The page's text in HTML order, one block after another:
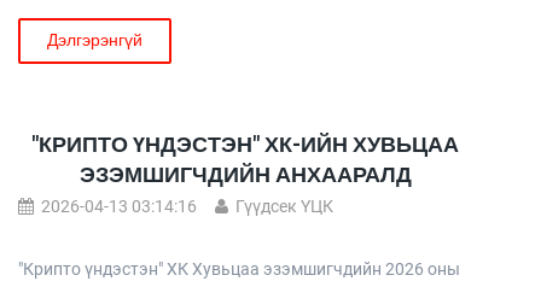
Дэлгэрэнгүй
"КРИПТО ҮНДЭСТЭН" ХК-ИЙН ХУВЬЦАА
ЭЗЭМШИГЧДИЙН АНХААРАЛД
2026-04-13 03:14:16 Гүүдсек ҮЦК
"Крипто үндэстэн" ХК Хувьцаа эзэмшигчдийн 2026 оны